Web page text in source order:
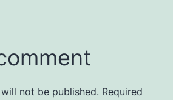
not be published. Required